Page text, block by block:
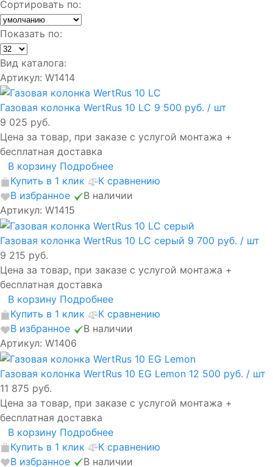
Сортировать по:
Показать по:
Вид каталога:
Артикул: W1414
Газовая колонка WertRus 10 LC 9 500 руб. / шт
9 025 руб.
Цена за товар, при заказе с услугой монтажа +
бесплатная доставка
В корзину Подробнее
Купить в 1 клик
К сравнению
В избранное
В наличии
Артикул: W1415
Газовая колонка WertRus 10 LC серый 9 700 руб. / шт
9 215 руб.
Цена за товар, при заказе с услугой монтажа +
бесплатная доставка
В корзину Подробнее
Купить в 1 клик
К сравнению
В избранное
В наличии
Артикул: W1406
Газовая колонка WertRus 10 EG Lemon 12 500 руб. / шт
11 875 руб.
Цена за товар, при заказе с услугой монтажа +
бесплатная доставка
В корзину Подробнее
Купить в 1 клик
К сравнению
В избранное
В наличии